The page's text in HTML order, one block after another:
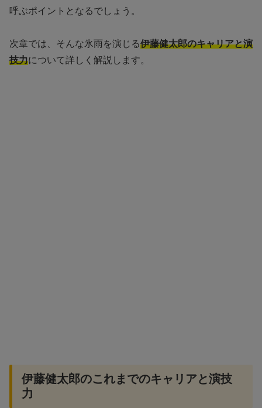
呼ぶポイントとなるでしょう。
次章では、そんな氷雨を演じる伊藤健太郎のキャリアと演
技力について詳しく解説します。
伊藤健太郎のこれまでのキャリアと演技
力